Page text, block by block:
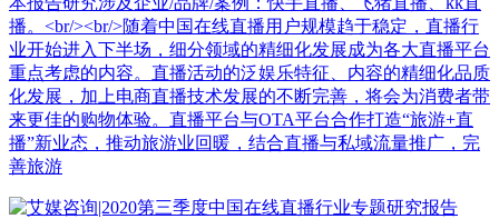
播。<br/><br/>随着中国在线直播用户规模趋于稳定，直播行
业开始进入下半场，细分领域的精细化发展成为各大直播平台
重点考虑的内容。直播活动的泛娱乐特征、内容的精细化品质
化发展，加上电商直播技术发展的不断完善，将会为消费者带
来更佳的购物体验。直播平台与OTA平台合作打造“旅游+直
播”新业态，推动旅游业回暖，结合直播与私域流量推广，完
善旅游